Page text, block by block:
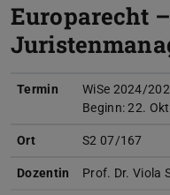
Europarecht
Termin
WiSe 2024/
Beginn: 22.
Ort S2 07/167
Dozentin Prof. Dr. Viola